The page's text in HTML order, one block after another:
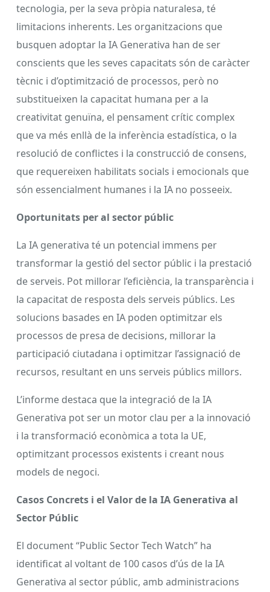
tecnologia, per la seva pròpia naturalesa, té
limitacions inherents. Les organitzacions que
busquen adoptar la IA Generativa han de ser
conscients que les seves capacitats són de caràcter
tècnic i d’optimització de processos, però no
substitueixen la capacitat humana per a la
creativitat genuïna, el pensament crític complex
que va més enllà de la inferència estadística, o la
resolució de conflictes i la construcció de consens,
que requereixen habilitats socials i emocionals que
són essencialment humanes i la IA no posseeix.
Oportunitats per al sector públic
La IA generativa té un potencial immens per
transformar la gestió del sector públic i la prestació
de serveis. Pot millorar l’eficiència, la transparència i
la capacitat de resposta dels serveis públics. Les
solucions basades en IA poden optimitzar els
processos de presa de decisions, millorar la
participació ciutadana i optimitzar l’assignació de
recursos, resultant en uns serveis públics millors.
L’informe destaca que la integració de la IA
Generativa pot ser un motor clau per a la innovació
i la transformació econòmica a tota la UE,
optimitzant processos existents i creant nous
models de negoci.
Casos Concrets i el Valor de la IA Generativa al
Sector Públic
El document “Public Sector Tech Watch” ha
identificat al voltant de 100 casos d’ús de la IA
Generativa al sector públic, amb administracions